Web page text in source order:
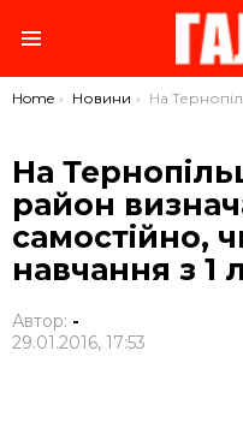
You are here:
Home Новини На Тернопільщині кожен район визначатиме самостійно, чи відновлювати
На
район
самостійно,
навчання з 1
Автор: -
29.01.2016, 17:53